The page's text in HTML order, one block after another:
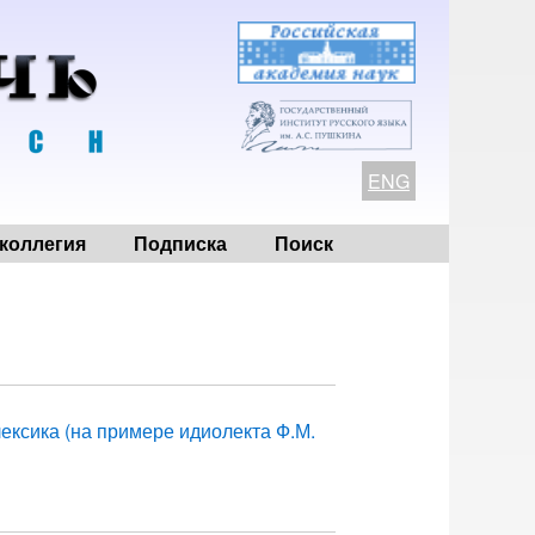
ENG
Подписка Поиск
(на примере идиолекта Ф.М.